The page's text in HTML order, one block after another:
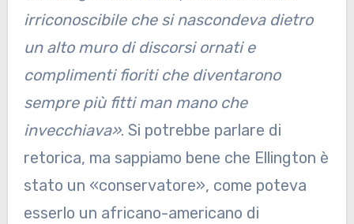
irriconoscibile che si nascondeva dietro
un alto muro di discorsi ornati e
complimenti fioriti che diventarono
sempre più fitti man mano che
invecchiava». Si potrebbe parlare di
retorica, ma sappiamo bene che Ellington è
stato un «conservatore», come poteva
esserlo un africano-americano di